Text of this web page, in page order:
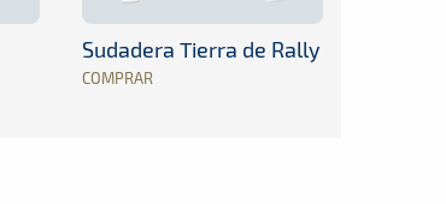
Sudadera Tierra de Rally
COMPRAR